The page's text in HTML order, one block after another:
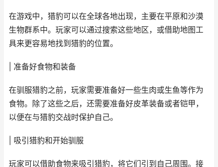
在游戏中，猎豹可以在全球各地出现，主要在平原和沙漠
生物群系中。玩家可以通过搜索这些地区，或借助地图工
具来更容易地找到猎豹的位置。
| 准备好食物和装备
在驯服猎豹之前，玩家需要准备好一些生肉或生鱼等作为
食物。除了这些之后，还需要准备好皮革装备或者铠甲，
以便在与猎豹交战时保护自己。
| 吸引猎豹和开始驯服
玩家可以借助食物来吸引猎豹，将它们引到自己周围。接